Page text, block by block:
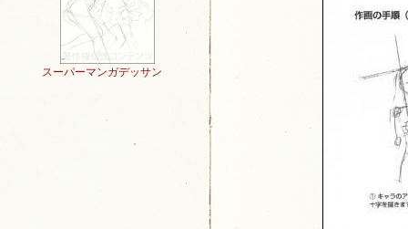
スーパーマンガデッサン